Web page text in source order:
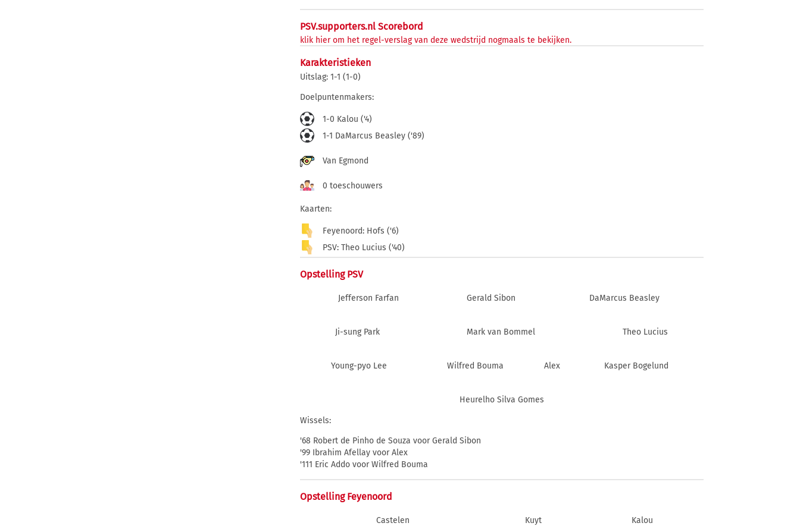
PSV.supporters.nl Scorebord
klik hier om het regel-verslag van deze wedstrijd nogmaals te bekijken.
Karakteristieken
Uitslag: 1-1 (1-0)
Doelpuntenmakers:
1-0 Kalou ('4)
1-1 DaMarcus Beasley ('89)
Van Egmond
0 toeschouwers
Kaarten:
Feyenoord: Hofs ('6)
PSV: Theo Lucius ('40)
Opstelling PSV
Jefferson Farfan Gerald Sibon DaMarcus Beasley
Ji-sung Park Mark van Bommel Theo Lucius
Young-pyo Lee Wilfred Bouma Alex Kasper Bogelund
Heurelho Silva Gomes
Wissels:
'68 Robert de Pinho de Souza voor Gerald Sibon
'99 Ibrahim Afellay voor Alex
'111 Eric Addo voor Wilfred Bouma
Opstelling Feyenoord
Castelen Kuyt Kalou